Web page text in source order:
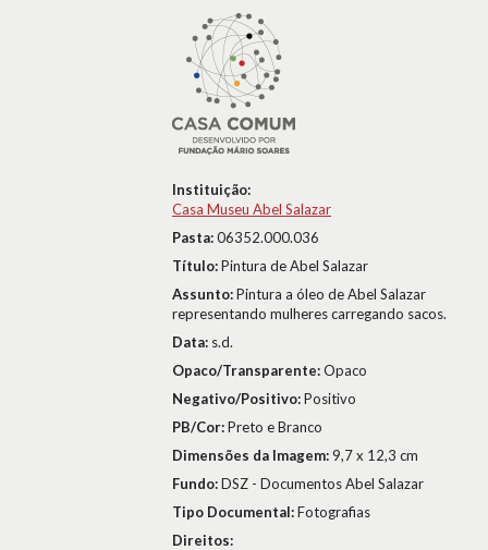
Instituição:
Casa Museu Abel Salazar
Pasta:06352.000.036
Título:Pintura de Abel Salazar
Assunto:Pintura a óleo de Abel Salazar
representando mulheres carregando sacos.
Data: s.d.
Opaco/Transparente:Opaco
Negativo/Positivo:Positivo
PB/Cor:Preto e Branco
Dimensões da Imagem:9,7 x 12,3 cm
Fundo:DSZ - Documentos Abel Salazar
Tipo Documental:Fotografias
Direitos: